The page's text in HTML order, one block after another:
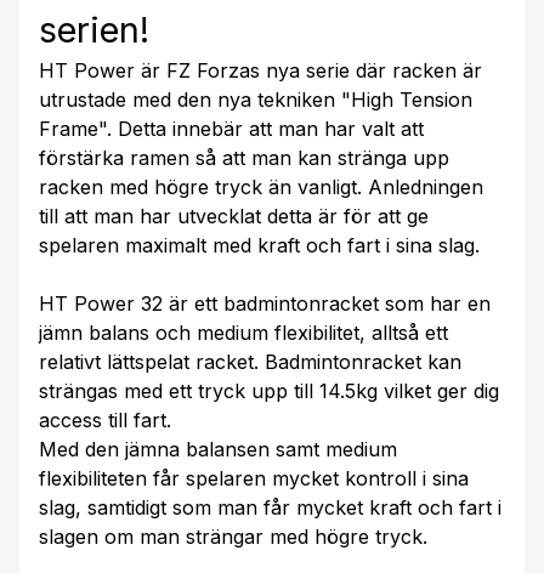
serien!
HT Power är FZ Forzas nya serie där racken är
utrustade med den nya tekniken "High Tension
Frame". Detta innebär att man har valt att
förstärka ramen så att man kan stränga upp
racken med högre tryck än vanligt. Anledningen
till att man har utvecklat detta är för att ge
spelaren maximalt med kraft och fart i sina slag.
HT Power 32 är ett badmintonracket som har en
jämn balans och medium flexibilitet, alltså ett
relativt lättspelat racket. Badmintonracket kan
strängas med ett tryck upp till 14.5kg vilket ger dig
access till fart.
Med den jämna balansen samt medium
flexibiliteten får spelaren mycket kontroll i sina
slag, samtidigt som man får mycket kraft och fart i
slagen om man strängar med högre tryck.